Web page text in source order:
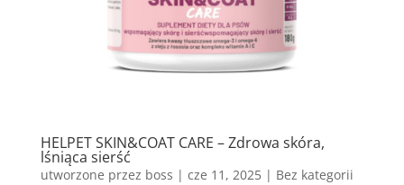
HELPET SKIN&COAT CARE – Zdrowa skóra,
lśniąca sierść
utworzone przez boss | cze 11, 2025| Bez kategorii